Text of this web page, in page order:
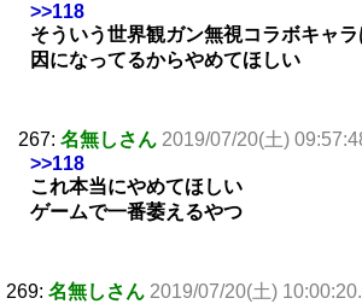
>>118
そういう世界観ガン無視コラボキャ
因になってるからやめてほしい
267: 名無しさん 2019/07/20(土)
>>118
これ本当にやめてほしい
ゲームで一番萎えるやつ
269: 名無しさん 2019/07/20(土)